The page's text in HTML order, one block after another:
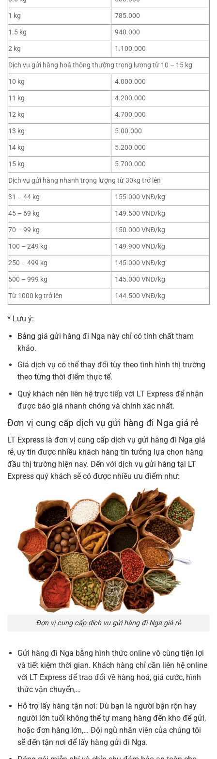
1 kg
785.000
1.5 kg
940.000
2 kg
1.100.000
Dịch vụ gửi hàng hoá thông thường trọng lượng từ 10 – 15 kg
10 kg
4.000.000
11 kg
4.200.000
12 kg
4.700.000
13 kg
5.00.000
14 kg
5.200.000
15 kg
5.700.000
Dịch vụ gửi hàng nhanh trọng lượng từ 30kg trở lên
31 – 44 kg
155.000 VNĐ/kg
45 – 69 kg
149.500 VNĐ/kg
70 – 99 kg
150.000 VNĐ/kg
100 – 249 kg
149.900 VNĐ/kg
250 – 499 kg
145.000 VNĐ/kg
500 – 999 kg
145.000 VNĐ/kg
Từ 1000 kg trở lên
144.500 VNĐ/kg
* Lưu ý:
Bảng giá gửi hàng đi Nga này chỉ có tính chất tham
khảo.
Giá dịch vụ có thể thay đổi tùy theo tình hình thị trường
theo từng thời điểm thực tế.
Quý khách nên liên hệ trực tiếp với LT Express để nhận
được báo giá nhanh chóng và chính xác nhất.
Đơn vị cung cấp dịch vụ gửi hàng đi Nga giá rẻ
LT Express là đơn vị cung cấp dịch vụ gửi hàng đi Nga giá
rẻ, uy tín được nhiều khách hàng tin tưởng lựa chọn hàng
đầu thị trường hiện nay. Đến với dịch vụ gửi hàng tại LT
Express quý khách sẽ có được nhiều ưu điểm như:
Đơn vị cung cấp dịch vụ gửi hàng đi Nga giá rẻ
Gửi hàng đi Nga bằng hình thức online vô cùng tiện lợi
và tiết kiệm thời gian. Khách hàng chỉ cần liên hệ online
với LT Express để trao đổi về hàng hoá, giá cước, hình
thức vận chuyển,…
Hỗ trợ lấy hàng tận nơi: Dù bạn là người bận rộn hay
người lớn tuổi không thể tự mang hàng đến kho để gửi,
hoặc đơn hàng lớn,… Đội ngũ nhân viên của chúng tôi
sẽ đến tận nơi để lấy hàng gửi đi Nga.